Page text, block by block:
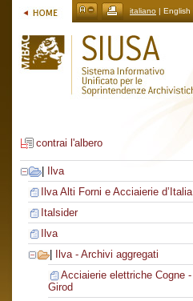
italiano | English
contrai l'albero
Ilva
Ilva Alti Forni e Acciaierie d’Italia
Italsider
Ilva
Ilva - Archivi aggregati
Acciaierie elettriche Cogne -
Girod